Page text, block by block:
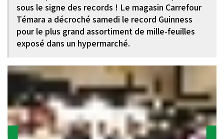
sous le signe des records ! Le magasin Carrefour
Témara a décroché samedi le record Guinness
pour le plus grand assortiment de mille-feuilles
exposé dans un hypermarché.